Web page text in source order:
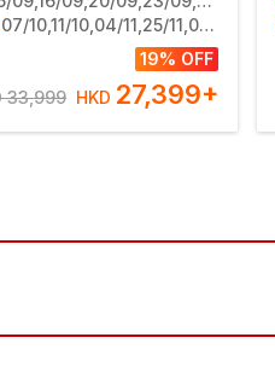
大教堂、阿維羅乘摩里
佛蘭明哥歌舞、塞哥維
洲最西端羅卡海峽、乘
圖
07/10,11/10,04/11,25/11,02/12,13/01,27/01,30/01,03/02,10/02,24/02,03/03,17/03,20/03,21/03,23/03,25/03
01/11,08/11,15/11,22/11,29/11,06/12,09/12,13/12,16/12,03/01,06/01,10/01,17/01,20/01,24/01,14/02,17/02,21/02,28/02,07/03
19% OFF
33,999 HKD 27,399+